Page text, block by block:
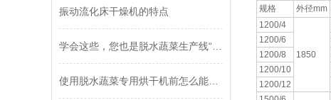
振动流化床干燥机的特点 规格 外径mm
1200/4
1850
1200/6
1200/8
1200/10
1200/12